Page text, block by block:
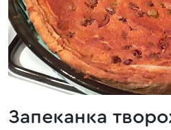
Запеканка